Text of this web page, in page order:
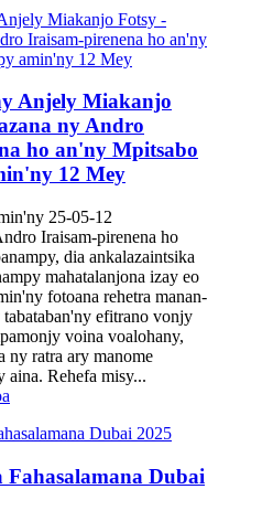
Anjely Miakanjo
ny Andro
ho an'ny Mpitsabo
12 Mey
25-05-12
Iraisam-pirenena ho
dia ankalazaintsika
mahatalanjona izay eo
fotoana rehetra manan-
efitrano vonjy
voina voalohany,
ny ratra ary manome
aina. Rehefa misy...
Dubai